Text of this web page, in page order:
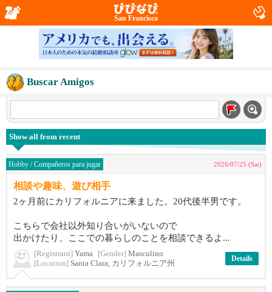
San Francisco
Buscar Amigos
Show all from recent
Hobby / Compañeros para jugar 2026/07/25 (Sat)
相談や趣味、遊び相手
2ヶ月前にカリフォルニアに来ました。20代後半男です。
こちらで会社以外知り合いがいないので
出かけたり、ここでの暮らしのことを相談できるよ...
[Registrant] Yama [Gender] Masculino
[Location] Santa Clara, カリフォルニア州
Details